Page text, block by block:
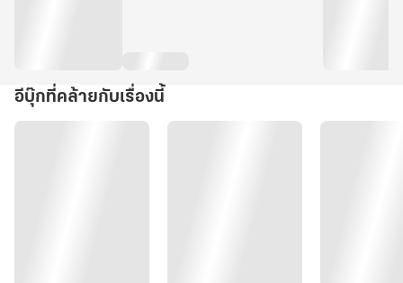
อีบุ๊กที่คล้ายกับเรื่องนี้